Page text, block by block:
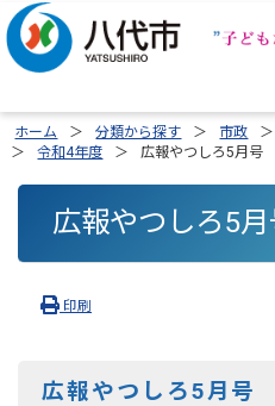
ホーム 分類から探す 市政
令和4年度
広報やつしろ5月号
広報やつしろ5月
印刷
広報やつしろ5月号